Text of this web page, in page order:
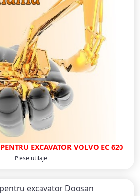
EXCAVATOR VOLVO EC 620
Piese utilaje